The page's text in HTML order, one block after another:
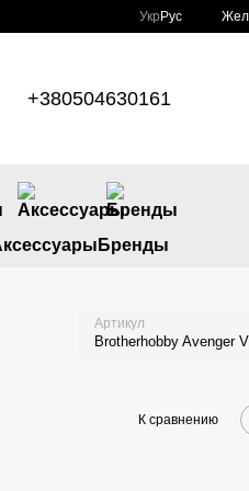
Укр Рус
+380504630161
Бренды
Артикул
Brotherhobby Avenger
К сравнению